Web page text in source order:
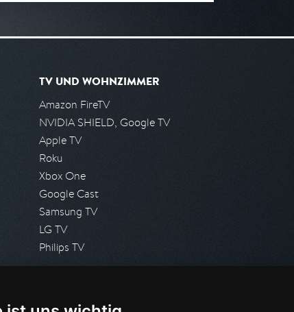
TV UND WOHNZIMMER
Amazon FireTV
NVIDIA SHIELD, Google TV
Apple TV
Roku
Xbox One
Google Cast
Samsung TV
LG TV
Philips TV
Presseanfrage stellen